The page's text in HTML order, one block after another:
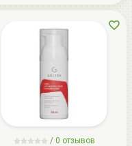
/ 0 отзывов